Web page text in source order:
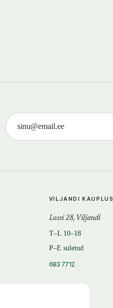
VILJANDI KAUPLUS
Lossi 28, Viljandi
T–L 10–18
P–E suletud
683 7712